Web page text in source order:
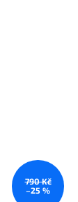
790 Kč
–25 %